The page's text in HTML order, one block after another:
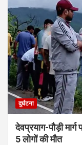
दुर्घटना
देवप्रयाग-पौड़ी
5 लोगों की मौत